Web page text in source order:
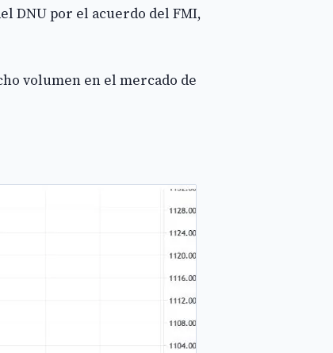
DNU por el acuerdo del FMI,
volumen en el mercado de